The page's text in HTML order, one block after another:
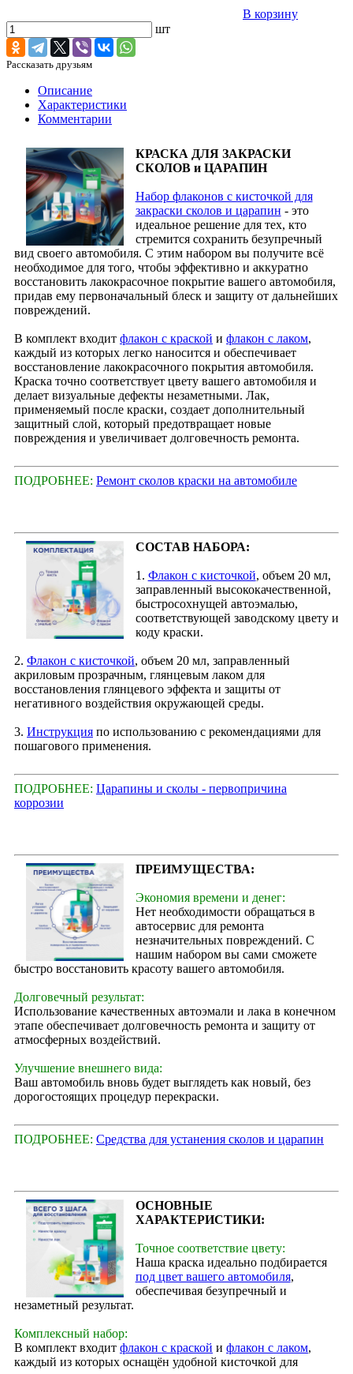
В корзину
шт
Рассказать друзьям
Описание
Характеристики
Комментарии
КРАСКА ДЛЯ ЗАКРАСКИ
СКОЛОВ и ЦАРАПИН
Набор флаконов с кисточкой для
закраски сколов и царапин - это
идеальное решение для тех, кто
стремится сохранить безупречный
вид своего автомобиля. С этим набором вы получите всё
необходимое для того, чтобы эффективно и аккуратно
восстановить лакокрасочное покрытие вашего автомобиля,
придав ему первоначальный блеск и защиту от дальнейших
повреждений.
В комплект входит флакон с краской и флакон с лаком,
каждый из которых легко наносится и обеспечивает
восстановление лакокрасочного покрытия автомобиля.
Краска точно соответствует цвету вашего автомобиля и
делает визуальные дефекты незаметными. Лак,
применяемый после краски, создает дополнительный
защитный слой, который предотвращает новые
повреждения и увеличивает долговечность ремонта.
ПОДРОБНЕЕ: Ремонт сколов краски на автомобиле
СОСТАВ НАБОРА:
1. Флакон с кисточкой, объем 20 мл,
заправленный высококачественной,
быстросохнущей автоэмалью,
соответствующей заводскому цвету и
коду краски.
2. Флакон с кисточкой, объем 20 мл, заправленный
акриловым прозрачным, глянцевым лаком для
восстановления глянцевого эффекта и защиты от
негативного воздействия окружающей среды.
3. Инструкция по использованию с рекомендациями для
пошагового применения.
ПОДРОБНЕЕ: Царапины и сколы - первопричина
коррозии
ПРЕИМУЩЕСТВА:
Экономия времени и денег:
Нет необходимости обращаться в
автосервис для ремонта
незначительных повреждений. С
нашим набором вы сами сможете
быстро восстановить красоту вашего автомобиля.
Долговечный результат:
Использование качественных автоэмали и лака в конечном
этапе обеспечивает долговечность ремонта и защиту от
атмосферных воздействий.
Улучшение внешнего вида:
Ваш автомобиль вновь будет выглядеть как новый, без
дорогостоящих процедур перекраски.
ПОДРОБНЕЕ: Средства для устанения сколов и царапин
ОСНОВНЫЕ
ХАРАКТЕРИСТИКИ:
Точное соответствие цвету:
Наша краска идеально подбирается
под цвет вашего автомобиля,
обеспечивая безупречный и
незаметный результат.
Комплексный набор:
В комплект входит флакон с краской и флакон с лаком,
каждый из которых оснащён удобной кисточкой для